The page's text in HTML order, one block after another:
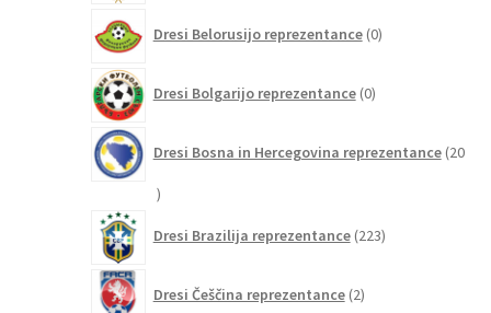
Dresi Belorusijo reprezentance 0izdelkov
Dresi Bolgarijo reprezentance 0izdelkov
Dresi Bosna in Hercegovina reprezentance 20
20
Dresi Brazilija reprezentance 223izdelkov
Dresi Češčina reprezentance 2izdelka